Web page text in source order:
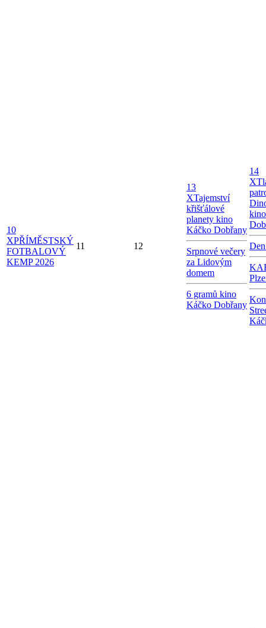
10
XPŘÍMĚSTSKÝ
FOTBALOVÝ
KEMP 2026
11 12
13
XTajemství
křišťálové
planety kino
Káčko Dobřany
Srpnové večery
za Lidovým
domem
6 gramů kino
Káčko Dobřany
14
X